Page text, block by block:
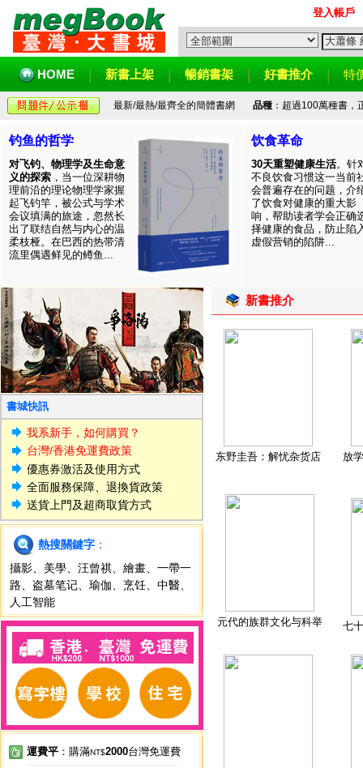
登入帳戶
HOME 新書上架 暢銷書架 好書推介 特
最新/最熱/最齊全的簡體書網 品種：超過100萬種書，
钓鱼的哲学
对飞钓、物理学及生命意
义的探索 ，当一位深耕物
理前沿的理论物理学家握
起飞钓竿，被公式与学术
会议填满的旅途，忽然长
出了联结自然与内心的温
柔枝桠。在巴西的热带清
流里偶遇鲜见的鳟鱼...
饮食革命
30天重塑健康生活。针
不良饮食习惯这一当前
会普遍存在的问题，介
了饮食对健康的重大影
响，帮助读者学会正确
择健康的食品，防止陷
虚假营销的陷阱...
書城快訊
我系新手，如何購買？
台灣/香港免運費政策
優惠券激活及使用方式
全面服務保障、退換貨政策
送貨上門及超商取貨方式
熱搜關鍵字 ：
攝影
美學 汪曾祺 繪畫
一帶一
路
盗墓笔记 瑜伽 烹饪 中醫
人工智能
運費平 ：購滿NT$2000台灣免運費
新書推介
东野圭吾：解忧杂货店 放
元代的族群文化与科举 七